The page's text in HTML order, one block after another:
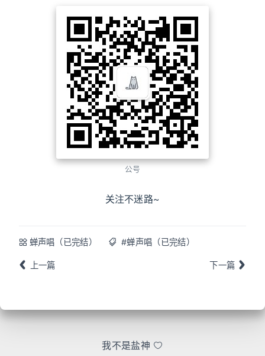
公号
关注不迷路~
蝉声唱（已完结） #蝉声唱（已完结）
上一篇 下一篇
我不是盐神